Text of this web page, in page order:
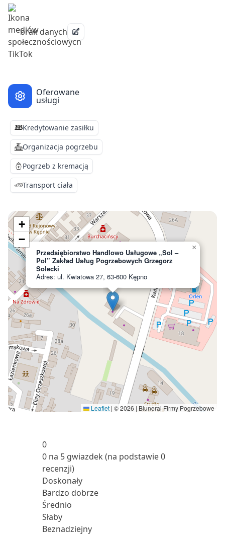
brak danych
Oferowane
usługi
Kredytowanie zasiłku
Organizacja pogrzebu
Pogrzeb z kremacją
Transport ciała
Przedsiębiorstwo Handlowo Usługowe „Sol –
Pol” Zakład Usług Pogrzebowych Grzegorz
Solecki
Adres: ul. Kwiatowa 27, 63-600 Kępno
×
+
−
Leaflet | © 2026 | Bluneral Firmy Pogrzebowe
0
0 na 5 gwiazdek (na podstawie 0
recenzji)
Doskonały
Bardzo dobrze
Średnio
Słaby
Beznadziejny